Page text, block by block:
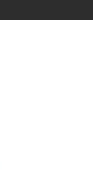
าสการจ้างงานอย่างเท่าเทีย